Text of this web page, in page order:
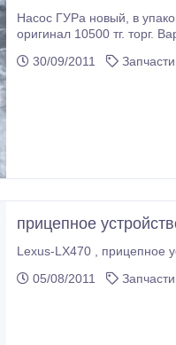
Насос ГУРа новый, в упаковке, оригинал. 45 000 тг, торг. Варианты. Бачек омывателя на Mitsubishi Outlander новый, в упаковке,
оригинал 10500 тг. торг.
30/09/2011
прицепное
Lexus-LX470 , прицепное
05/08/2011